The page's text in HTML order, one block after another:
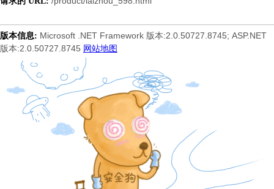
版本信息: Microsoft .NET Framework 版本:2.0.50727.8745; ASP.NET
版本:2.0.50727.8745 网站地图